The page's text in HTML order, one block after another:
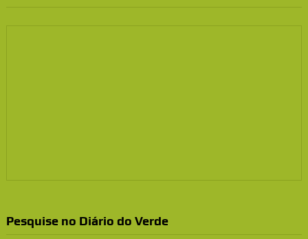
Pesquise no Diário do Verde